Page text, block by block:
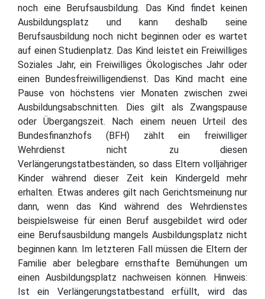
noch eine Berufsausbildung. Das Kind findet keinen
Ausbildungsplatz und kann deshalb seine
Berufsausbildung noch nicht beginnen oder es wartet
auf einen Studienplatz. Das Kind leistet ein Freiwilliges
Soziales Jahr, ein Freiwilliges Ökologisches Jahr oder
einen Bundesfreiwilligendienst. Das Kind macht eine
Pause von höchstens vier Monaten zwischen zwei
Ausbildungsabschnitten. Dies gilt als Zwangspause
oder Übergangszeit. Nach einem neuen Urteil des
Bundesfinanzhofs (BFH) zählt ein freiwilliger
Wehrdienst nicht zu diesen
Verlängerungstatbeständen, so dass Eltern volljähriger
Kinder während dieser Zeit kein Kindergeld mehr
erhalten. Etwas anderes gilt nach Gerichtsmeinung nur
dann, wenn das Kind während des Wehrdienstes
beispielsweise für einen Beruf ausgebildet wird oder
eine Berufsausbildung mangels Ausbildungsplatz nicht
beginnen kann. Im letzteren Fall müssen die Eltern der
Familie aber belegbare ernsthafte Bemühungen um
einen Ausbildungsplatz nachweisen können. Hinweis:
Ist ein Verlängerungstatbestand erfüllt, wird das